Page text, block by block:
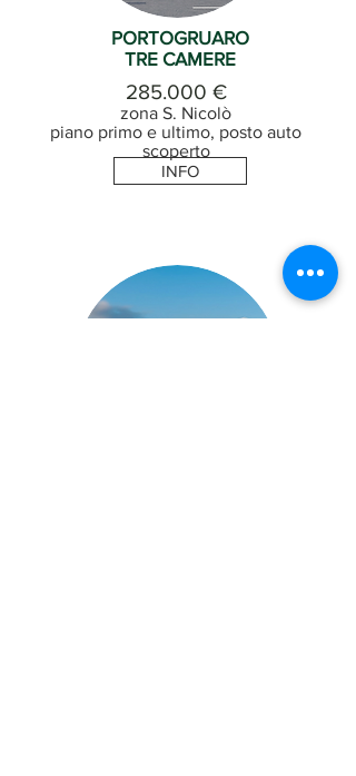
PORTOGRUARO
TRE CAMERE
285.000 €
zona S. Nicolò
piano primo e ultimo, posto auto
scoperto
INFO